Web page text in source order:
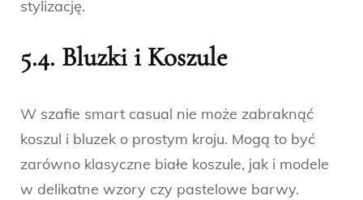
stylizację.
5.4. Bluzki i Koszule
W szafie smart casual nie może zabraknąć
koszul i bluzek o prostym kroju. Mogą to być
zarówno klasyczne białe koszule, jak i modele
w delikatne wzory czy pastelowe barwy.